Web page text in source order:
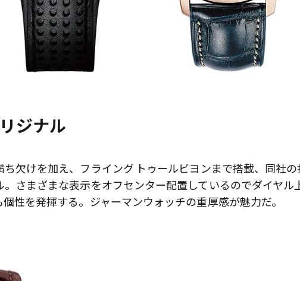
ジナル
欠けを加え、フライング トゥールビヨンまで搭載、同社の
さまざまな表示をオフセンター配置しているのでダイヤル
性を発揮する。ジャーマンウォッチの重厚感が魅力だ。